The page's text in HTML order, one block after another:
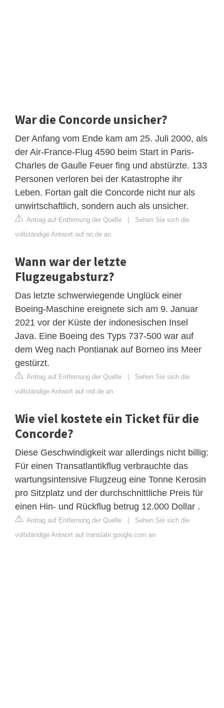
War die Concorde unsicher?
Der Anfang vom Ende kam am 25. Juli 2000, als
der Air-France-Flug 4590 beim Start in Paris-
Charles de Gaulle Feuer fing und abstürzte. 133
Personen verloren bei der Katastrophe ihr
Leben. Fortan galt die Concorde nicht nur als
unwirtschaftlich, sondern auch als unsicher.
Antrag auf Entfernung der Quelle | Sehen Sie sich die
vollständige Antwort auf nn.de an
Wann war der letzte
Flugzeugabsturz?
Das letzte schwerwiegende Unglück einer
Boeing-Maschine ereignete sich am 9. Januar
2021 vor der Küste der indonesischen Insel
Java. Eine Boeing des Typs 737-500 war auf
dem Weg nach Pontianak auf Borneo ins Meer
gestürzt.
Antrag auf Entfernung der Quelle | Sehen Sie sich die
vollständige Antwort auf rnd.de an
Wie viel kostete ein Ticket für die
Concorde?
Diese Geschwindigkeit war allerdings nicht billig:
Für einen Transatlantikflug verbrauchte das
wartungsintensive Flugzeug eine Tonne Kerosin
pro Sitzplatz und der durchschnittliche Preis für
einen Hin- und Rückflug betrug 12.000 Dollar .
Antrag auf Entfernung der Quelle | Sehen Sie sich die
vollständige Antwort auf translate.google.com an